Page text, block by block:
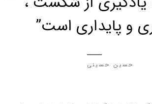
و پایداری است”
حسین حسینی